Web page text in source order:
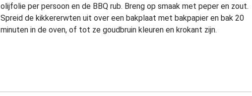
olijfolie per persoon en de BBQ rub. Breng op smaak met peper en zout.
Spreid de kikkererwten uit over een bakplaat met bakpapier en bak 20
minuten in de oven, of tot ze goudbruin kleuren en krokant zijn.